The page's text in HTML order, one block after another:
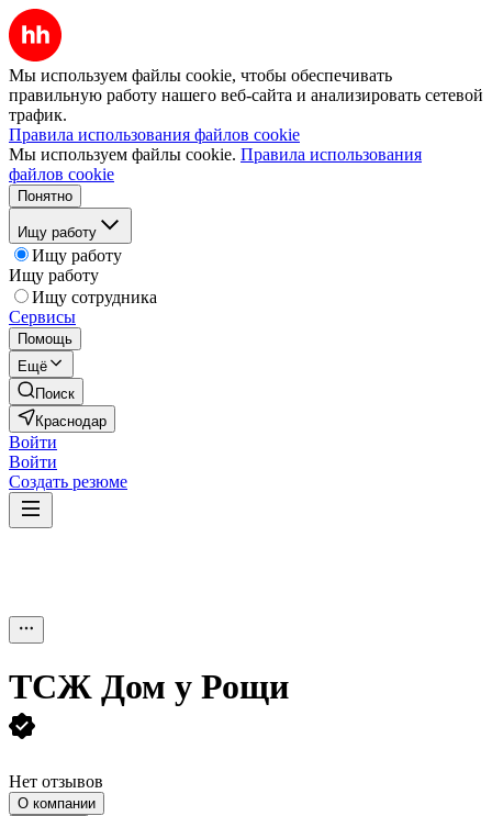
Мы используем файлы cookie, чтобы обеспечивать
правильную работу нашего веб-сайта и анализировать сетевой
трафик.
Правила использования файлов cookie
Мы используем файлы cookie. Правила использования
файлов cookie
Понятно
Ищу работу
Ищу работу
Ищу работу
Ищу сотрудника
Сервисы
Помощь
Ещё
Поиск
Краснодар
Войти
Войти
Создать резюме
ТСЖ Дом у Рощи
Нет отзывов
О компании